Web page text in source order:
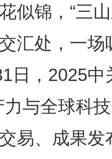
锦，“三山
汇处，一
日，2025
力与全球科
易、成果